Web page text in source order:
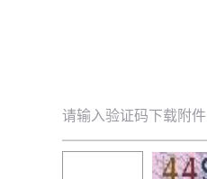
请输入验证码下载附件